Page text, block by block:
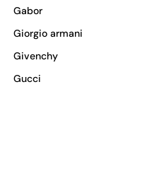
Gabor
Giorgio armani
Givenchy
Gucci